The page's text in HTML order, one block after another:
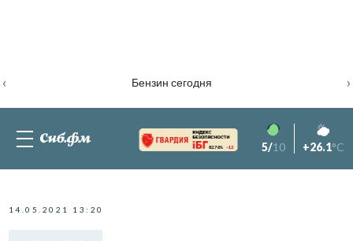
Бензин сегодня
‹ ›
82.76% -1.2 5/10 +26.1°C
14.05.2021 13:20